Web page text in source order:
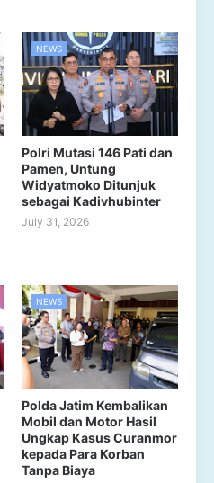
NEWS
Polri Mutasi 146 Pati dan
Pamen, Untung
Widyatmoko Ditunjuk
sebagai Kadivhubinter
July 31, 2026
NEWS
Polda Jatim Kembalikan
Mobil dan Motor Hasil
Ungkap Kasus Curanmor
kepada Para Korban
Tanpa Biaya